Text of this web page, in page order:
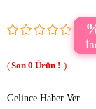
0
Gelince Haber Ver